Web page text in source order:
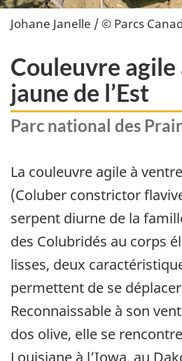
Johane Janelle / © Parcs
Couleuvre
jaune de l’Est
Parc national des
La couleuvre agile à
(Coluber constrictor
serpent diurne de la
des Colubridés au corps
lisses, deux
permettent de se
Reconnaissable à son
dos olive, elle se
Louisiane à l’Iowa, au